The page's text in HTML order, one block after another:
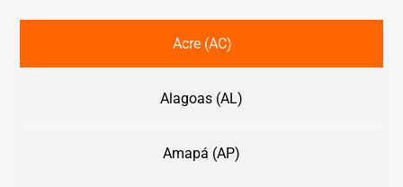
Acre (AC)
Alagoas (AL)
Amapá (AP)